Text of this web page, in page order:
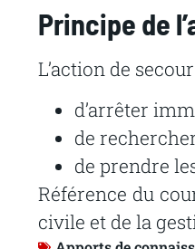
Principe de
L’action de
d’arrêter
de
de prendre
Référence du
civile et de la